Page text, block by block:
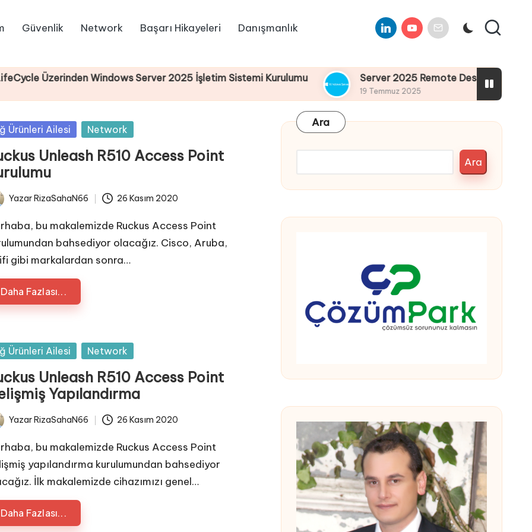
Güvenlik Network Başarı Hikayeleri Danışmanlık LinkedinYoutube
E-
Mail
Windows Server 2025 İşletim Sistemi Kurulumu Server 2025 Remote Desktop Services
19 Temmuz 2025
Ürünleri Ailesi Network
Unleash R510 Access Point
Yazar RizaSahaN66 26 Kasım 2020
bu makalemizde Ruckus Access Point
bahsediyor olacağız. Cisco, Aruba,
gibi markalardan sonra…
Daha Fazlası...
Ürünleri Ailesi Network
Unleash R510 Access Point
Yapılandırma
Yazar RizaSahaN66 26 Kasım 2020
bu makalemizde Ruckus Access Point
yapılandırma kurulumundan bahsediyor
İlk makalemizde cihazımızı genel…
Daha Fazlası...
Ara
Ara